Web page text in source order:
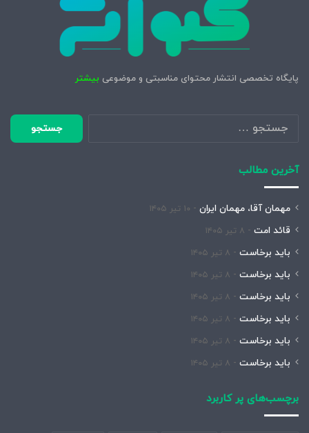
پایگاه تخصصی انتشار محتوای مناسبتی و موضوعی بیشتر
جستجو
برای:
آخرین مطالب
مهمان آقا، مهمان ایران ۱۰ تیر ۱۴۰۵
قائد امت ۸ تیر ۱۴۰۵
باید برخاست ۸ تیر ۱۴۰۵
باید برخاست ۸ تیر ۱۴۰۵
باید برخاست ۸ تیر ۱۴۰۵
باید برخاست ۸ تیر ۱۴۰۵
باید برخاست ۸ تیر ۱۴۰۵
باید برخاست ۸ تیر ۱۴۰۵
برچسب‌های پر کاربرد